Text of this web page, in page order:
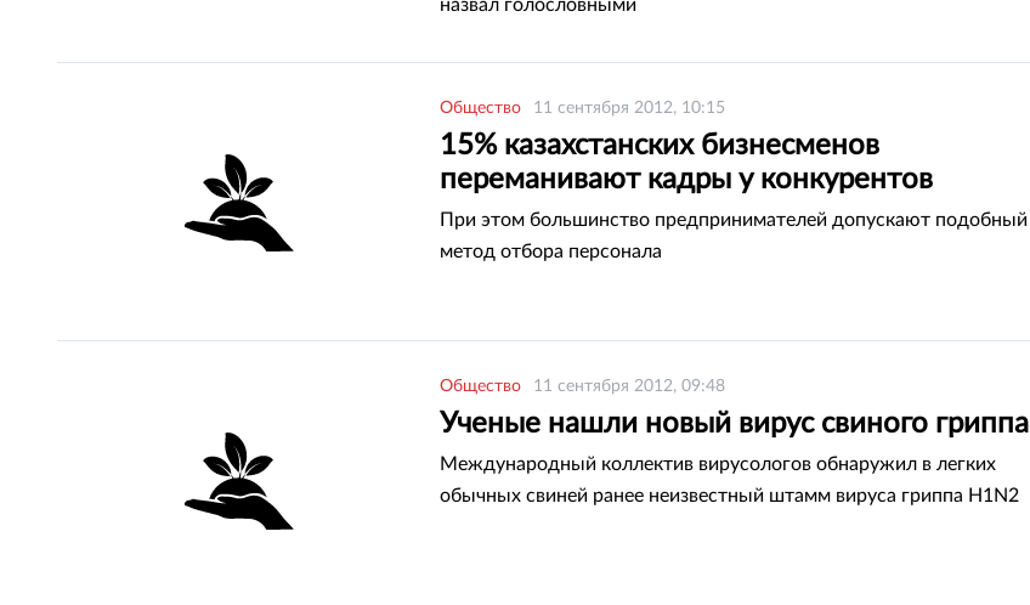
назвал голословными
Общество 11 сентября 2012, 10:15
15% казахстанских бизнесменов
переманивают кадры у конкурентов
При этом большинство предпринимателей допускают подобный
метод отбора персонала
Общество 11 сентября 2012, 09:48
Ученые нашли новый вирус свиного гриппа
Международный коллектив вирусологов обнаружил в легких
обычных свиней ранее неизвестный штамм вируса гриппа H1N2